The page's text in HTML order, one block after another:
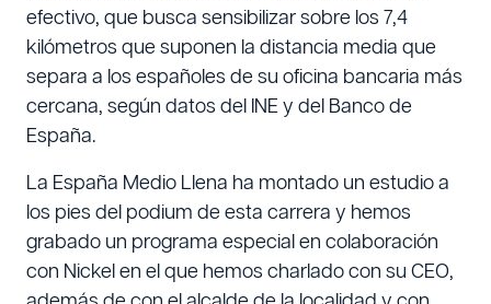
efectivo, que busca sensibilizar sobre los 7,4
kilómetros que suponen la distancia media que
separa a los españoles de su oficina bancaria más
cercana, según datos del INE y del Banco de
España.
La España Medio Llena ha montado un estudio a
los pies del podium de esta carrera y hemos
grabado un programa especial en colaboración
con Nickel en el que hemos charlado con su CEO,